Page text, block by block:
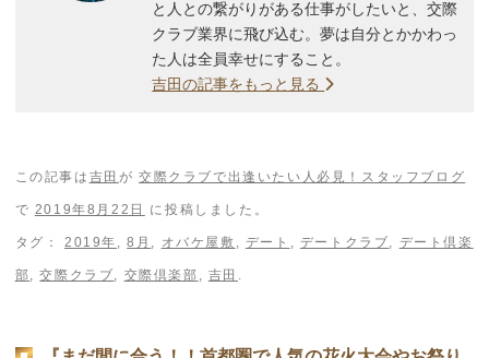
と人との繋がりがある仕事がしたいと、交際
クラブ業界に飛び込む。夢は自分とかかわっ
た人は全員幸せにすること。
吉田の記事をもっと見る
この記事は 吉田 が 交際クラブで出逢いたい人必見！スタッフブログ
で 2019年8月22日 に投稿しました。
タグ： 2019年 ,8月 オバケ屋敷 デート デートクラブ デート倶楽
部 ,交際クラブ 交際倶楽部 吉田